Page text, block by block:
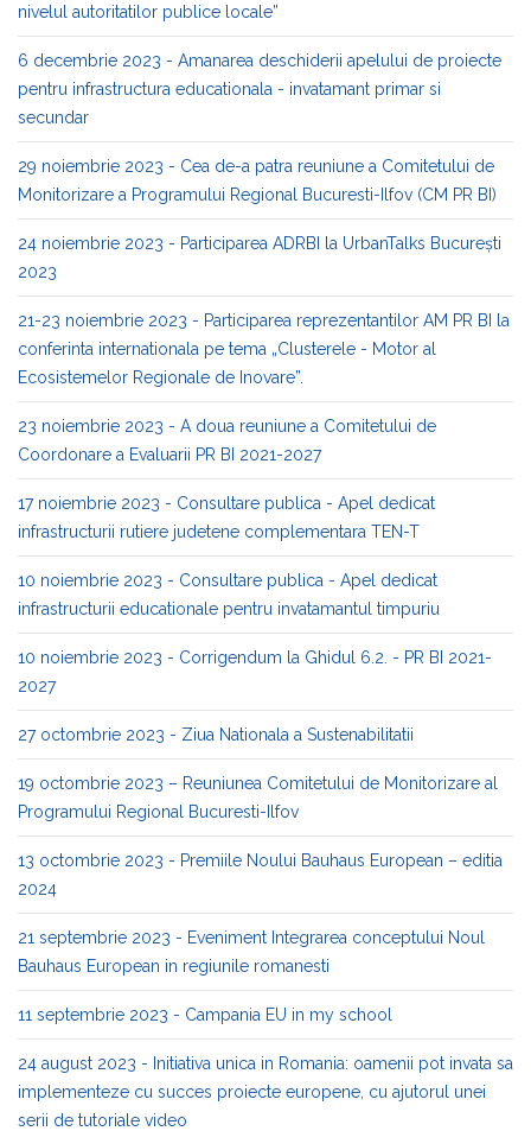
nivelul autoritatilor publice locale”
6 decembrie 2023 - Amanarea deschiderii apelului de proiecte
pentru infrastructura educationala - invatamant primar si
secundar
29 noiembrie 2023 - Cea de-a patra reuniune a Comitetului de
Monitorizare a Programului Regional Bucuresti-Ilfov (CM PR BI)
24 noiembrie 2023 - Participarea ADRBI la UrbanTalks București
2023
21-23 noiembrie 2023 - Participarea reprezentantilor AM PR BI la
conferinta internationala pe tema „Clusterele - Motor al
Ecosistemelor Regionale de Inovare”.
23 noiembrie 2023 - A doua reuniune a Comitetului de
Coordonare a Evaluarii PR BI 2021-2027
17 noiembrie 2023 - Consultare publica - Apel dedicat
infrastructurii rutiere judetene complementara TEN-T
10 noiembrie 2023 - Consultare publica - Apel dedicat
infrastructurii educationale pentru invatamantul timpuriu
10 noiembrie 2023 - Corrigendum la Ghidul 6.2. - PR BI 2021-
2027
27 octombrie 2023 - Ziua Nationala a Sustenabilitatii
19 octombrie 2023 – Reuniunea Comitetului de Monitorizare al
Programului Regional Bucuresti-Ilfov
13 octombrie 2023 - Premiile Noului Bauhaus European – editia
2024
21 septembrie 2023 - Eveniment Integrarea conceptului Noul
Bauhaus European in regiunile romanesti
11 septembrie 2023 - Campania EU in my school
24 august 2023 - Initiativa unica in Romania: oamenii pot invata sa
implementeze cu succes proiecte europene, cu ajutorul unei
serii de tutoriale video